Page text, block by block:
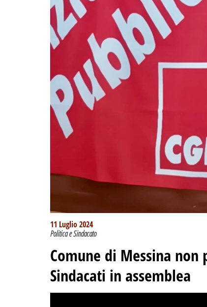
11 Luglio 2024
Politica e Sindacato
Comune di Messina
Sindacati in assemblea